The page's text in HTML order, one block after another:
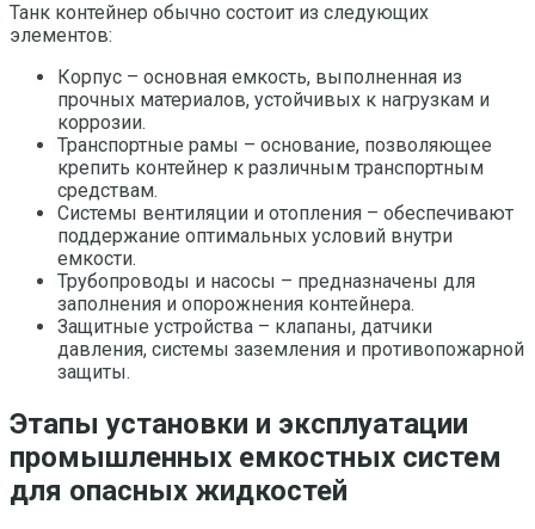
Танк контейнер обычно состоит из следующих
элементов:
Корпус – основная емкость, выполненная из
прочных материалов, устойчивых к нагрузкам и
коррозии.
Транспортные рамы – основание, позволяющее
крепить контейнер к различным транспортным
средствам.
Системы вентиляции и отопления – обеспечивают
поддержание оптимальных условий внутри
емкости.
Трубопроводы и насосы – предназначены для
заполнения и опорожнения контейнера.
Защитные устройства – клапаны, датчики
давления, системы заземления и противопожарной
защиты.
Этапы установки и эксплуатации
промышленных емкостных систем
для опасных жидкостей